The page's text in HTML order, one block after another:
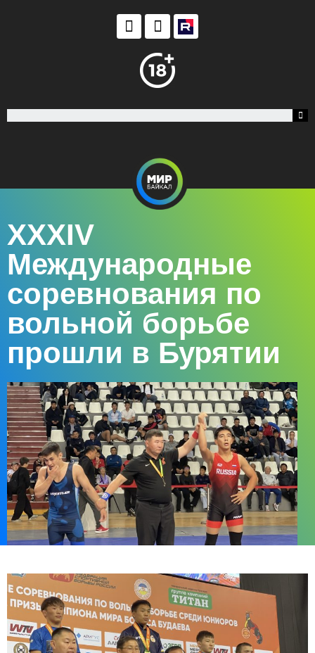
XXXIV
Международные
соревнования по
вольной борьбе
прошли в Бурятии